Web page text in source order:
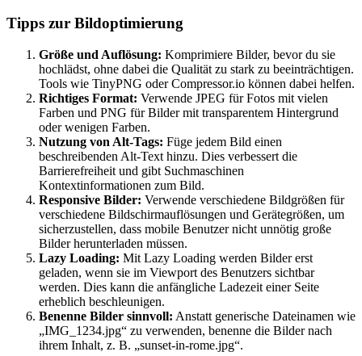
Tipps zur Bildoptimierung
Größe und Auflösung: Komprimiere Bilder, bevor du sie
hochlädst, ohne dabei die Qualität zu stark zu beeinträchtigen.
Tools wie TinyPNG oder Compressor.io können dabei helfen.
Richtiges Format: Verwende JPEG für Fotos mit vielen
Farben und PNG für Bilder mit transparentem Hintergrund
oder wenigen Farben.
Nutzung von Alt-Tags: Füge jedem Bild einen
beschreibenden Alt-Text hinzu. Dies verbessert die
Barrierefreiheit und gibt Suchmaschinen
Kontextinformationen zum Bild.
Responsive Bilder: Verwende verschiedene Bildgrößen für
verschiedene Bildschirmauflösungen und Gerätegrößen, um
sicherzustellen, dass mobile Benutzer nicht unnötig große
Bilder herunterladen müssen.
Lazy Loading: Mit Lazy Loading werden Bilder erst
geladen, wenn sie im Viewport des Benutzers sichtbar
werden. Dies kann die anfängliche Ladezeit einer Seite
erheblich beschleunigen.
Benenne Bilder sinnvoll: Anstatt generische Dateinamen wie
„IMG_1234.jpg“ zu verwenden, benenne die Bilder nach
ihrem Inhalt, z. B. „sunset-in-rome.jpg“.